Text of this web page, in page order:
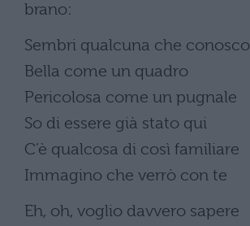
brano:
Sembri qualcuna che conosco
Bella come un quadro
Pericolosa come un pugnale
So di essere già stato qui
C’è qualcosa di così familiare
Immagino che verrò con te
Eh, oh, voglio davvero sapere